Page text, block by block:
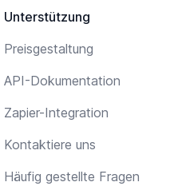
Unterstützung
Preisgestaltung
API-Dokumentation
Zapier-Integration
Kontaktiere uns
Häufig gestellte Fragen